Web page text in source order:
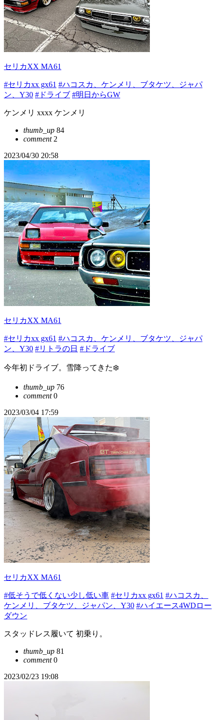
セリカXX MA61
#セリカxx gx61 #ハコスカ、ケンメリ、ブタケツ、ジャパ
ン、Y30 #ドライブ #明日からGW
ケンメリ xxxx ケンメリ
thumb_up 84
comment2
2023/04/30 20:58
セリカXX MA61
#セリカxx gx61 #ハコスカ、ケンメリ、ブタケツ、ジャパ
ン、Y30 #リトラの日 #ドライブ
今年初ドライブ。雪降ってきた❄️
thumb_up 76
comment0
2023/03/04 17:59
セリカXX MA61
#低そうで低くない少し低い車 #セリカxx gx61 #ハコスカ、
ケンメリ、ブタケツ、ジャパン、Y30 #ハイエース4WDロー
ダウン
スタッドレス履いて 初乗り。
thumb_up 81
comment0
2023/02/23 19:08